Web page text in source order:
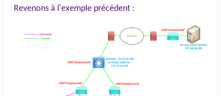
Revenons à l'exemple précédent :